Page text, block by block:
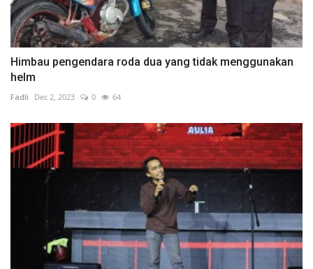
Himbau pengendara roda dua yang tidak menggunakan
helm
Fadli Dec 2, 2023 0 64